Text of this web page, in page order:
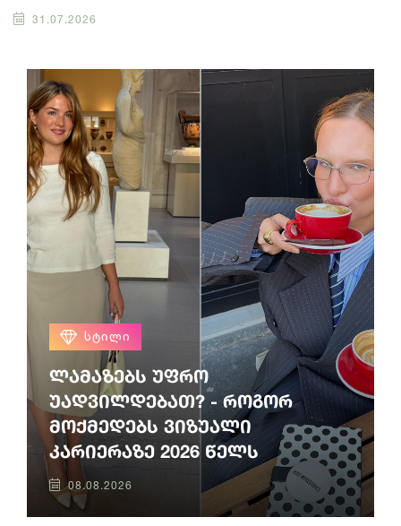
31.07.2026
ᲡᲢᲘᲚᲘ
ლამაზებს უფრო
უადვილდებათ? - როგორ
მოქმედებს ვიზუალი
კარიერაზე 2026 წელს
08.08.2026